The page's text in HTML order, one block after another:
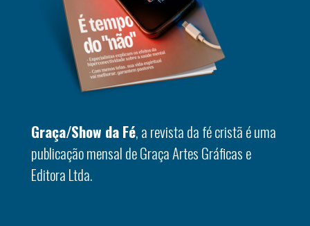
Graça/Show da Fé, a revista da fé cristã é uma
publicação mensal de Graça Artes Gráficas e
Editora Ltda.